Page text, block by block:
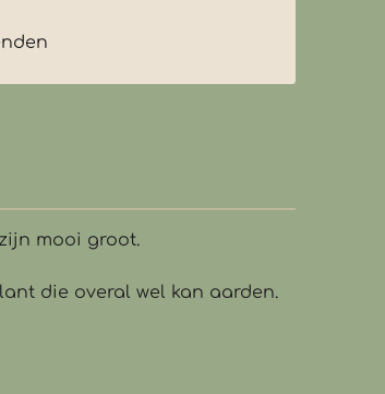
mooi groot.
die overal wel kan aarden.